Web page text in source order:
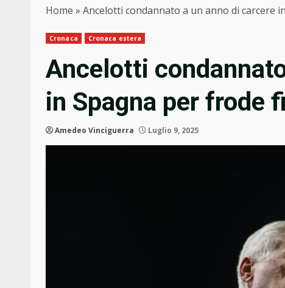
Home » Ancelotti condannato a un anno di carcere
Cronaca Cronaca estera
Ancelotti
in Spagna per frode
Amedeo Vinciguerra Luglio 9, 2025